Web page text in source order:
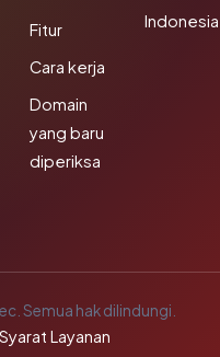
Fitur
Cara kerja
Domain
yang baru
diperiksa
Indonesia
Semua hak dilindungi.
Syarat Layanan